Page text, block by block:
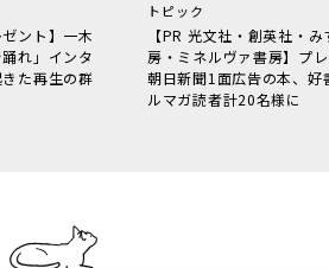
ント】一木
れ」インタ
た再生の群
トピック
【PR 光文社・創英社・み
房・ミネルヴァ書房】プ
朝日新聞1面広告の本、好
ルマガ読者計20名様に